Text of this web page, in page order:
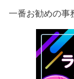
一番お勧めの事